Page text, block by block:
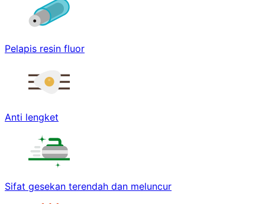
Pelapis resin fluor
Anti lengket
Sifat gesekan terendah dan meluncur